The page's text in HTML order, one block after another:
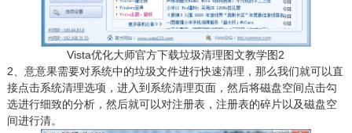
Vista优化大师官方下载垃圾清理图文教学图2
2、意意果需要对系统中的垃圾文件进行快速清理，那么我们就可以直
接点击系统清理选项，进入到系统清理页面，然后将磁盘空间点击勾
选进行细致的分析，然后就可以对注册表，注册表的碎片以及磁盘空
间进行清。